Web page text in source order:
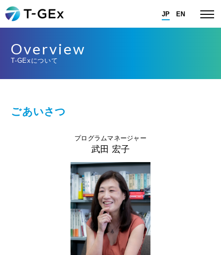
JP EN
Overview
T-GExについて
ごあいさつ
プログラムマネージャー
武田 宏子